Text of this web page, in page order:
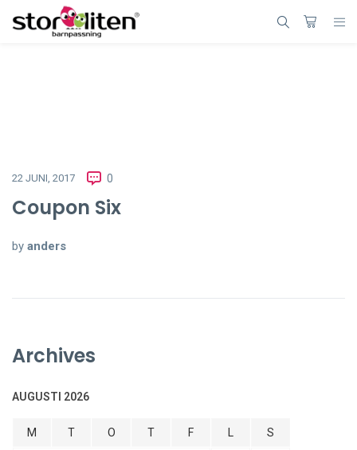
22 JUNI, 2017 0
Coupon Six
by anders
Archives
AUGUSTI 2026
M T O T F S